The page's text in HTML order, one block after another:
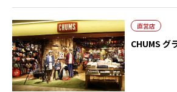
直営店
CHUMS グ